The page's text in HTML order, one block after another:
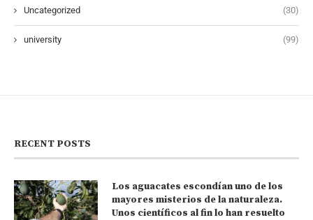
Uncategorized (30)
university (99)
RECENT POSTS
Los aguacates escondían uno de los
mayores misterios de la naturaleza.
Unos científicos al fin lo han resuelto